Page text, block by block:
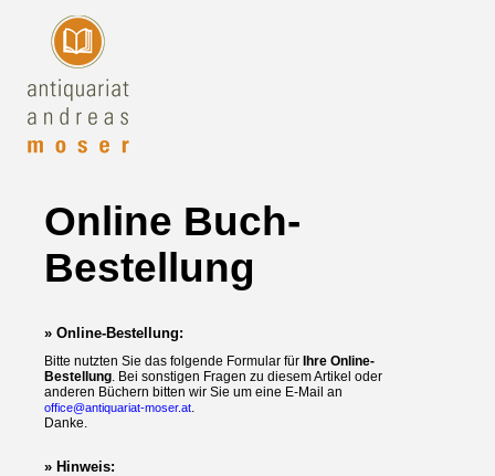
Online Buch-
Bestellung
» Online-Bestellung:
Bitte nutzten Sie das folgende Formular für Ihre Online-
Bestellung . Bei sonstigen Fragen zu diesem Artikel oder
anderen Büchern bitten wir Sie um eine E-Mail an
office@antiquariat-moser.at
Danke.
» Hinweis: